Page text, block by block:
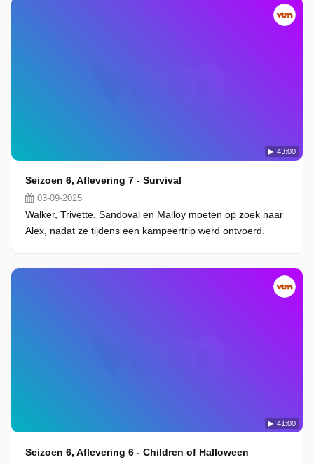
43:00
Seizoen 6, Aflevering 7 - Survival
03-09-2025
Walker, Trivette, Sandoval en Malloy moeten op zoek naar
Alex, nadat ze tijdens een kampeertrip werd ontvoerd.
41:00
Seizoen 6, Aflevering 6 - Children of Halloween